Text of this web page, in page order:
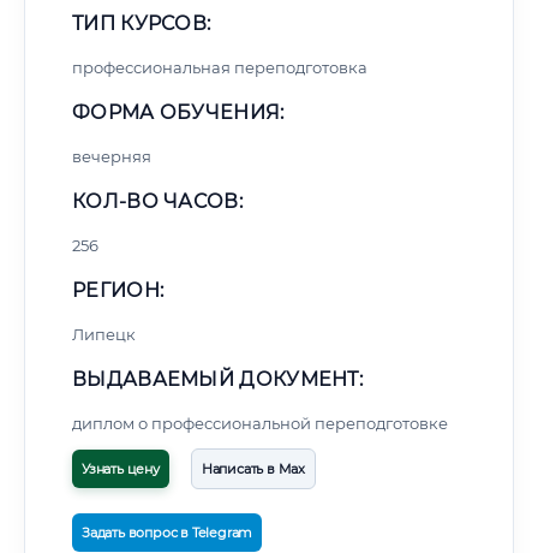
ТИП КУРСОВ:
профессиональная переподготовка
ФОРМА ОБУЧЕНИЯ:
вечерняя
КОЛ-ВО ЧАСОВ:
256
РЕГИОН:
Липецк
ВЫДАВАЕМЫЙ ДОКУМЕНТ:
диплом о профессиональной переподготовке
Узнать цену Написать в Max
Задать вопрос в Telegram